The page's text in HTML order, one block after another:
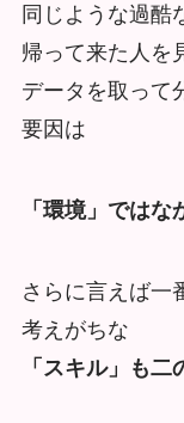
同じような過酷
帰って来た人を
データを取って
要因は
「環境」ではな
さらに言えば一
考えがちな
「スキル」も二